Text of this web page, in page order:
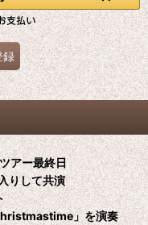
録
アー最終日
りして共演
」を演奏